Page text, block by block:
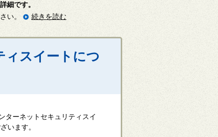
細です。
い。
続きを読む
ィスイートにつ
ターネットセキュリティスイ
います。